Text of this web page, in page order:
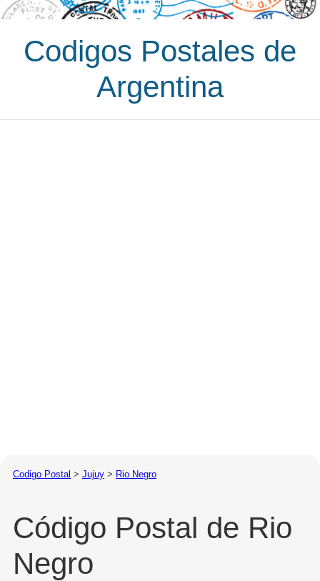
Codigos Postales de
Argentina
Codigo Postal > Jujuy > Rio Negro
Código Postal de Rio
Negro